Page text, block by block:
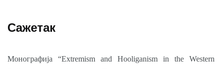
Сажетак
Монографија “Extremism and Hooliganism in the Western